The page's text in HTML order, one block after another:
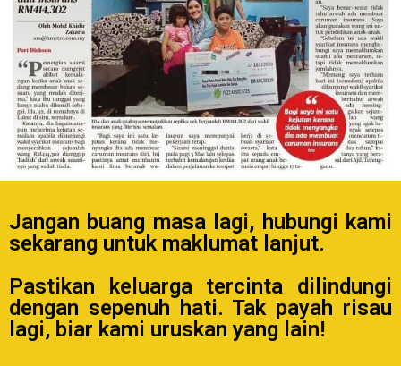
Jangan buang masa lagi, hubungi kami
sekarang untuk maklumat lanjut.
Pastikan keluarga tercinta dilindungi
dengan sepenuh hati. Tak payah risau
lagi, biar kami uruskan yang lain!